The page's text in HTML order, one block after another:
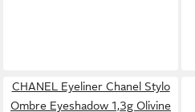
CHANEL Eyeliner Chanel Stylo
Ombre Eyeshadow 1,3g Olivine